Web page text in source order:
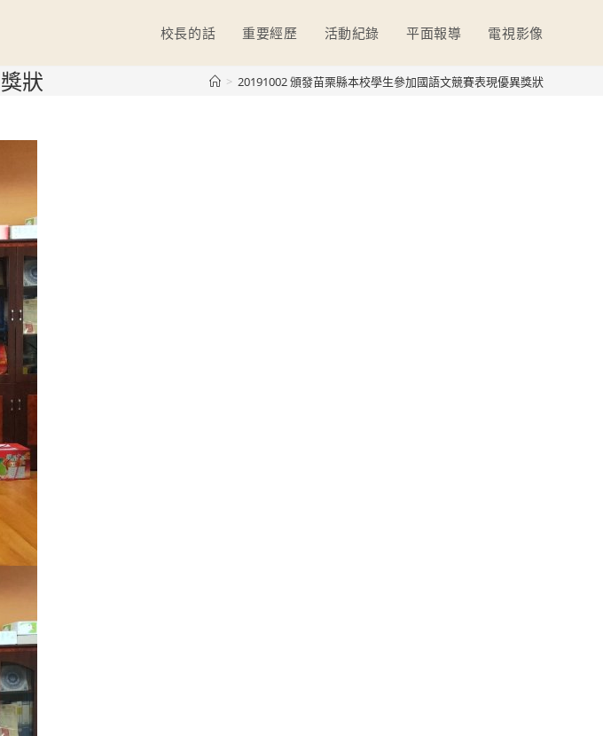
校長的話 重要經歷 活動紀錄 平面報導 電視影像
狀 > 20191002 頒發苗栗縣本校學生參加國語文競賽表現優異獎狀